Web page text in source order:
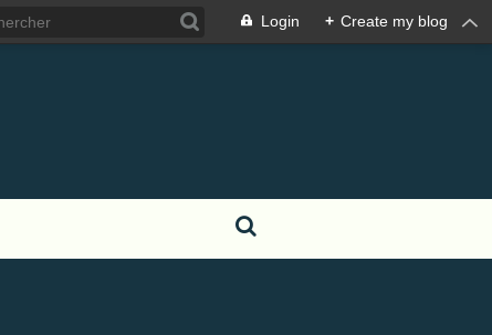
Login + Create my blog